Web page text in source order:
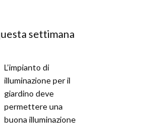
settimana
L’impianto di
illuminazione per il
giardino deve
permettere una
buona illuminazione